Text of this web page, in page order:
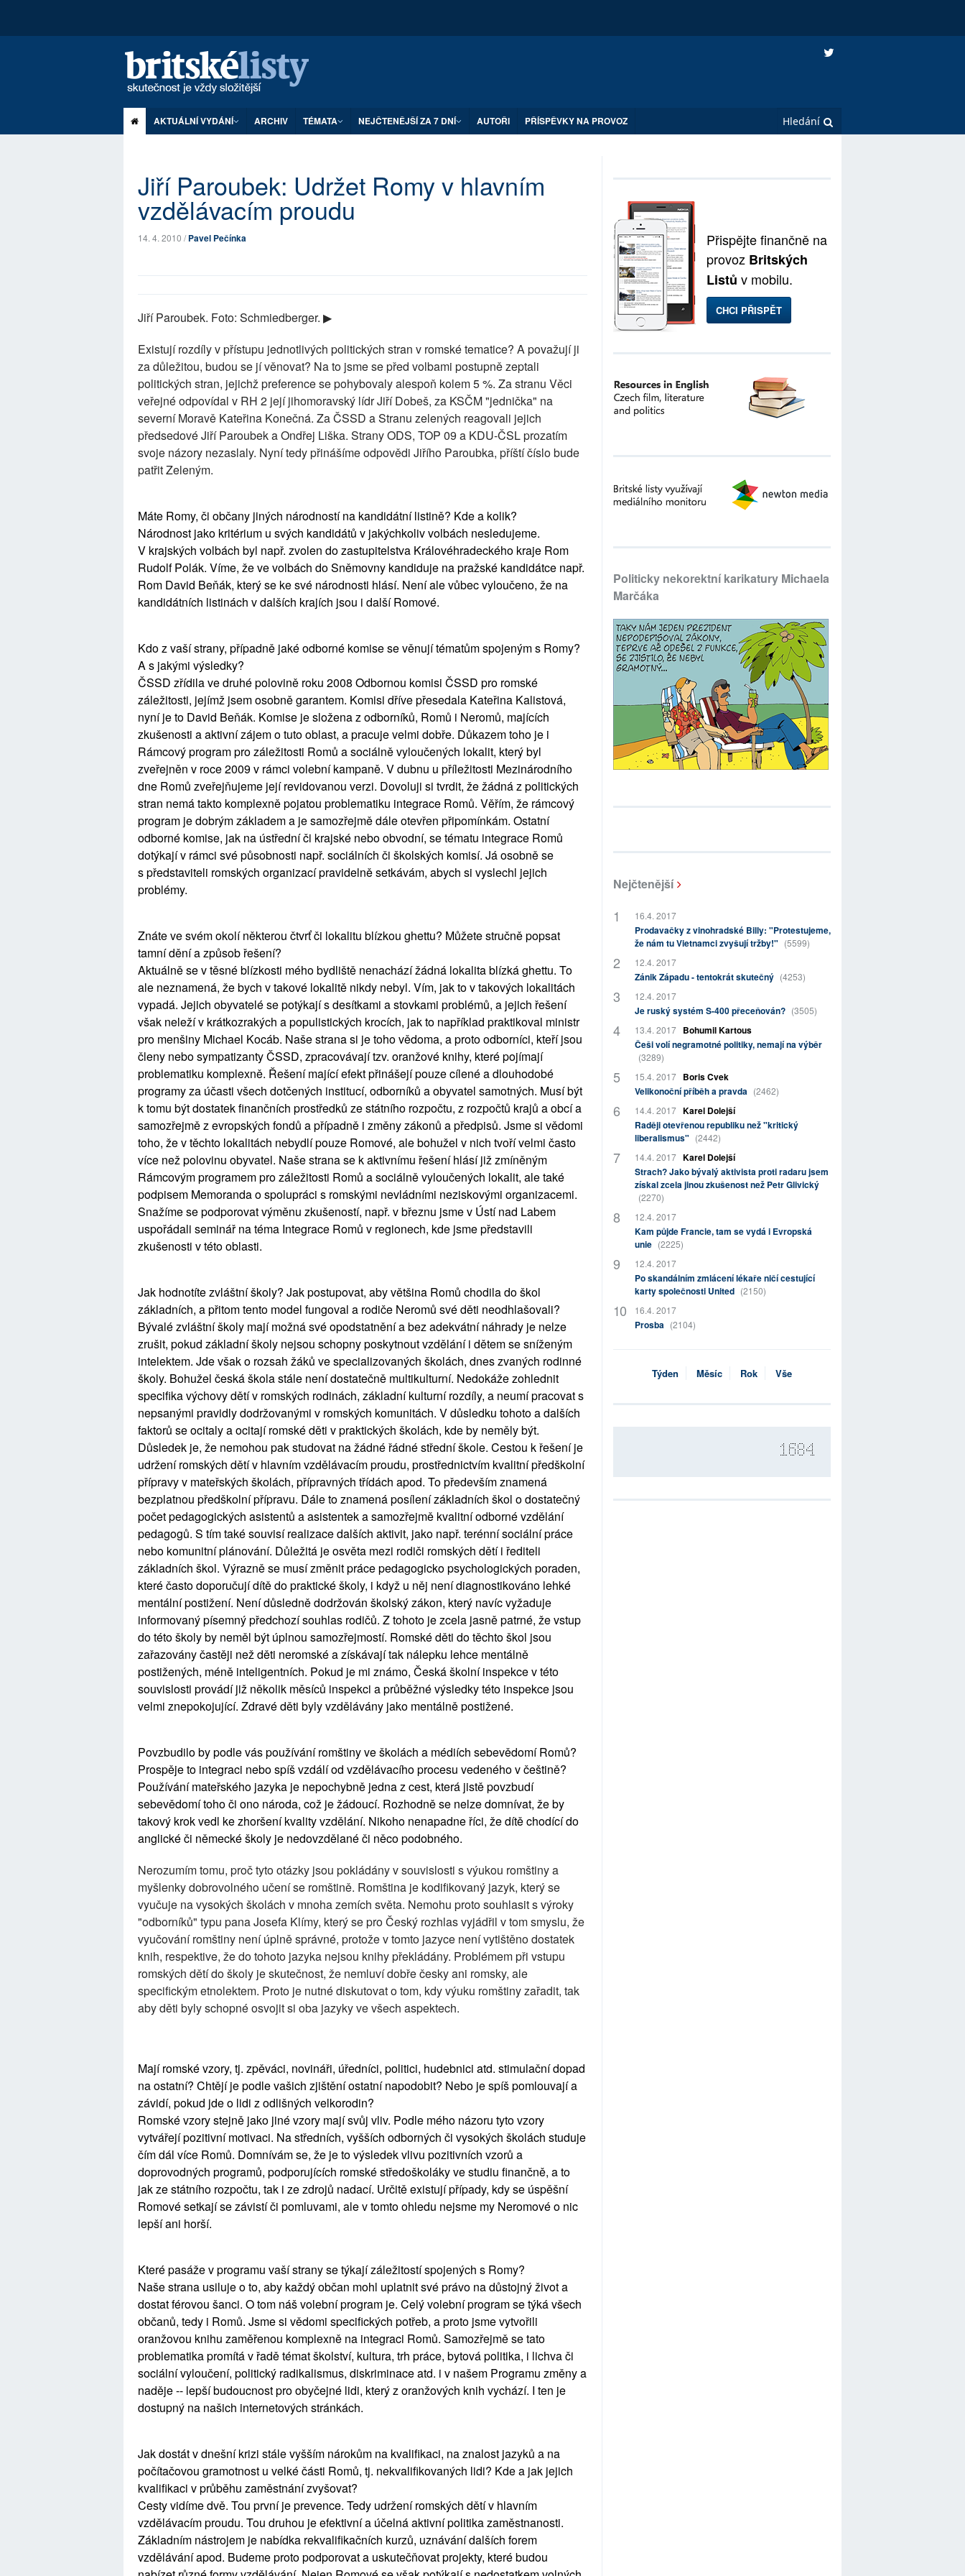
AKTUÁLNÍ VYDÁNÍ ARCHIV TÉMATA NEJČTENĚJŠÍ ZA 7 DNÍ AUTOŘI PŘÍSPĚVKY NA PROVOZ
Jiří Paroubek: Udržet Romy v hlavním
vzdělávacím proudu
14. 4. 2010 /Pavel Pečínka
Jiří Paroubek. Foto: Schmiedberger. ▶
Existují rozdíly v přístupu jednotlivých politických stran v romské tematice? A považují ji
za důležitou, budou se jí věnovat? Na to jsme se před volbami postupně zeptali
politických stran, jejichž preference se pohybovaly alespoň kolem 5 %. Za stranu Věci
veřejné odpovídal v RH 2 její jihomoravský lídr Jiří Dobeš, za KSČM "jednička" na
severní Moravě Kateřina Konečná. Za ČSSD a Stranu zelených reagovali jejich
předsedové Jiří Paroubek a Ondřej Liška. Strany ODS, TOP 09 a KDU-ČSL prozatím
svoje názory nezaslaly. Nyní tedy přinášíme odpovědi Jiřího Paroubka, příští číslo bude
patřit Zeleným.
Máte Romy, či občany jiných národností na kandidátní listině? Kde a kolik?
Národnost jako kritérium u svých kandidátů v jakýchkoliv volbách nesledujeme.
V krajských volbách byl např. zvolen do zastupitelstva Královéhradeckého kraje Rom
Rudolf Polák. Víme, že ve volbách do Sněmovny kandiduje na pražské kandidátce např.
Rom David Beňák, který se ke své národnosti hlásí. Není ale vůbec vyloučeno, že na
kandidátních listinách v dalších krajích jsou i další Romové.
Kdo z vaší strany, případně jaké odborné komise se věnují tématům spojeným s Romy?
A s jakými výsledky?
ČSSD zřídila ve druhé polovině roku 2008 Odbornou komisi ČSSD pro romské
záležitosti, jejímž jsem osobně garantem. Komisi dříve přesedala Kateřina Kalistová,
nyní je to David Beňák. Komise je složena z odborníků, Romů i Neromů, majících
zkušenosti a aktivní zájem o tuto oblast, a pracuje velmi dobře. Důkazem toho je i
Rámcový program pro záležitosti Romů a sociálně vyloučených lokalit, který byl
zveřejněn v roce 2009 v rámci volební kampaně. V dubnu u příležitosti Mezinárodního
dne Romů zveřejňujeme její revidovanou verzi. Dovoluji si tvrdit, že žádná z politických
stran nemá takto komplexně pojatou problematiku integrace Romů. Věřím, že rámcový
program je dobrým základem a je samozřejmě dále otevřen připomínkám. Ostatní
odborné komise, jak na ústřední či krajské nebo obvodní, se tématu integrace Romů
dotýkají v rámci své působnosti např. sociálních či školských komisí. Já osobně se
s představiteli romských organizací pravidelně setkávám, abych si vyslechl jejich
problémy.
Znáte ve svém okolí některou čtvrť či lokalitu blízkou ghettu? Můžete stručně popsat
tamní dění a způsob řešení?
Aktuálně se v těsné blízkosti mého bydliště nenachází žádná lokalita blízká ghettu. To
ale neznamená, že bych v takové lokalitě nikdy nebyl. Vím, jak to v takových lokalitách
vypadá. Jejich obyvatelé se potýkají s desítkami a stovkami problémů, a jejich řešení
však neleží v krátkozrakých a populistických krocích, jak to například praktikoval ministr
pro menšiny Michael Kocáb. Naše strana si je toho vědoma, a proto odborníci, kteří jsou
členy nebo sympatizanty ČSSD, zpracovávají tzv. oranžové knihy, které pojímají
problematiku komplexně. Řešení mající efekt přinášejí pouze cílené a dlouhodobé
programy za účasti všech dotčených institucí, odborníků a obyvatel samotných. Musí být
k tomu být dostatek finančních prostředků ze státního rozpočtu, z rozpočtů krajů a obcí a
samozřejmě z evropských fondů a případně i změny zákonů a předpisů. Jsme si vědomi
toho, že v těchto lokalitách nebydlí pouze Romové, ale bohužel v nich tvoří velmi často
více než polovinu obyvatel. Naše strana se k aktivnímu řešení hlásí již zmíněným
Rámcovým programem pro záležitosti Romů a sociálně vyloučených lokalit, ale také
podpisem Memoranda o spolupráci s romskými nevládními neziskovými organizacemi.
Snažíme se podporovat výměnu zkušeností, např. v březnu jsme v Ústí nad Labem
uspořádali seminář na téma Integrace Romů v regionech, kde jsme představili
zkušenosti v této oblasti.
Jak hodnotíte zvláštní školy? Jak postupovat, aby většina Romů chodila do škol
základních, a přitom tento model fungoval a rodiče Neromů své děti neodhlašovali?
Bývalé zvláštní školy mají možná své opodstatnění a bez adekvátní náhrady je nelze
zrušit, pokud základní školy nejsou schopny poskytnout vzdělání i dětem se sníženým
intelektem. Jde však o rozsah žáků ve specializovaných školách, dnes zvaných rodinné
školy. Bohužel česká škola stále není dostatečně multikulturní. Nedokáže zohlednit
specifika výchovy dětí v romských rodinách, základní kulturní rozdíly, a neumí pracovat s
nepsanými pravidly dodržovanými v romských komunitách. V důsledku tohoto a dalších
faktorů se ocitaly a ocitají romské děti v praktických školách, kde by neměly být.
Důsledek je, že nemohou pak studovat na žádné řádné střední škole. Cestou k řešení je
udržení romských dětí v hlavním vzdělávacím proudu, prostřednictvím kvalitní předškolní
přípravy v mateřských školách, přípravných třídách apod. To především znamená
bezplatnou předškolní přípravu. Dále to znamená posílení základních škol o dostatečný
počet pedagogických asistentů a asistentek a samozřejmě kvalitní odborné vzdělání
pedagogů. S tím také souvisí realizace dalších aktivit, jako např. terénní sociální práce
nebo komunitní plánování. Důležitá je osvěta mezi rodiči romských dětí i řediteli
základních škol. Výrazně se musí změnit práce pedagogicko psychologických poraden,
které často doporučují dítě do praktické školy, i když u něj není diagnostikováno lehké
mentální postižení. Není důsledně dodržován školský zákon, který navíc vyžaduje
informovaný písemný předchozí souhlas rodičů. Z tohoto je zcela jasně patrné, že vstup
do této školy by neměl být úplnou samozřejmostí. Romské děti do těchto škol jsou
zařazovány častěji než děti neromské a získávají tak nálepku lehce mentálně
postižených, méně inteligentních. Pokud je mi známo, Česká školní inspekce v této
souvislosti provádí již několik měsíců inspekci a průběžné výsledky této inspekce jsou
velmi znepokojující. Zdravé děti byly vzdělávány jako mentálně postižené.
Povzbudilo by podle vás používání romštiny ve školách a médiích sebevědomí Romů?
Prospěje to integraci nebo spíš vzdálí od vzdělávacího procesu vedeného v češtině?
Používání mateřského jazyka je nepochybně jedna z cest, která jistě povzbudí
sebevědomí toho či ono národa, což je žádoucí. Rozhodně se nelze domnívat, že by
takový krok vedl ke zhoršení kvality vzdělání. Nikoho nenapadne říci, že dítě chodící do
anglické či německé školy je nedovzdělané či něco podobného.
Nerozumím tomu, proč tyto otázky jsou pokládány v souvislosti s výukou romštiny a
myšlenky dobrovolného učení se romštině. Romština je kodifikovaný jazyk, který se
vyučuje na vysokých školách v mnoha zemích světa. Nemohu proto souhlasit s výroky
"odborníků" typu pana Josefa Klímy, který se pro Český rozhlas vyjádřil v tom smyslu, že
vyučování romštiny není úplně správné, protože v tomto jazyce není vytištěno dostatek
knih, respektive, že do tohoto jazyka nejsou knihy překládány. Problémem při vstupu
romských dětí do školy je skutečnost, že nemluví dobře česky ani romsky, ale
specifickým etnolektem. Proto je nutné diskutovat o tom, kdy výuku romštiny zařadit, tak
aby děti byly schopné osvojit si oba jazyky ve všech aspektech.
Mají romské vzory, tj. zpěváci, novináři, úředníci, politici, hudebnici atd. stimulační dopad
na ostatní? Chtějí je podle vašich zjištění ostatní napodobit? Nebo je spíš pomlouvají a
závidí, pokud jde o lidi z odlišných velkorodin?
Romské vzory stejně jako jiné vzory mají svůj vliv. Podle mého názoru tyto vzory
vytvářejí pozitivní motivaci. Na středních, vyšších odborných či vysokých školách studuje
čím dál více Romů. Domnívám se, že je to výsledek vlivu pozitivních vzorů a
doprovodných programů, podporujících romské středoškoláky ve studiu finančně, a to
jak ze státního rozpočtu, tak i ze zdrojů nadací. Určitě existují případy, kdy se úspěšní
Romové setkají se závistí či pomluvami, ale v tomto ohledu nejsme my Neromové o nic
lepší ani horší.
Které pasáže v programu vaší strany se týkají záležitostí spojených s Romy?
Naše strana usiluje o to, aby každý občan mohl uplatnit své právo na důstojný život a
dostat férovou šanci. O tom náš volební program je. Celý volební program se týká všech
občanů, tedy i Romů. Jsme si vědomi specifických potřeb, a proto jsme vytvořili
oranžovou knihu zaměřenou komplexně na integraci Romů. Samozřejmě se tato
problematika promítá v řadě témat školství, kultura, trh práce, bytová politika, i lichva či
sociální vyloučení, politický radikalismus, diskriminace atd. i v našem Programu změny a
naděje -- lepší budoucnost pro obyčejné lidi, který z oranžových knih vychází. I ten je
dostupný na našich internetových stránkách.
Jak dostát v dnešní krizi stále vyšším nárokům na kvalifikaci, na znalost jazyků a na
počítačovou gramotnost u velké části Romů, tj. nekvalifikovaných lidi? Kde a jak jejich
kvalifikaci v průběhu zaměstnání zvyšovat?
Cesty vidíme dvě. Tou první je prevence. Tedy udržení romských dětí v hlavním
vzdělávacím proudu. Tou druhou je efektivní a účelná aktivní politika zaměstnanosti.
Základním nástrojem je nabídka rekvalifikačních kurzů, uznávání dalších forem
vzdělávání apod. Budeme proto podporovat a uskutečňovat projekty, které budou
Přispějte finančně na
provoz Britských
Listů v mobilu.
CHCI PŘISPĚT
Politicky nekorektní karikatury Michaela
Marčáka
Nejčtenější
16.4. 2017
Prodavačky z vinohradské Billy: "Protestujeme,
že nám tu Vietnamci zvyšují tržby!" (5599)
12.4. 2017
Zánik Západu - tentokrát skutečný (4253)
12.4. 2017
Je ruský systém S-400 přeceňován? (3505)
13.4. 2017
Bohumil Kartous
Češi volí negramotné politiky, nemají na výběr
(3289)
15.4. 2017
Boris Cvek
Velikonoční příběh a pravda (2462)
14.4. 2017 Karel Dolejší
Raději otevřenou republiku než "kritický
liberalismus" (2442)
14.4. 2017 Karel Dolejší
Strach? Jako bývalý aktivista proti radaru jsem
získal zcela jinou zkušenost než Petr Glivický
(2270)
12.4. 2017
Kam půjde Francie, tam se vydá i Evropská
unie (2225)
12.4. 2017
Po skandálním zmlácení lékaře ničí cestující
karty společnosti United (2150)
16.4. 2017
Prosba (2104)
Týden Měsíc Rok Vše
1684